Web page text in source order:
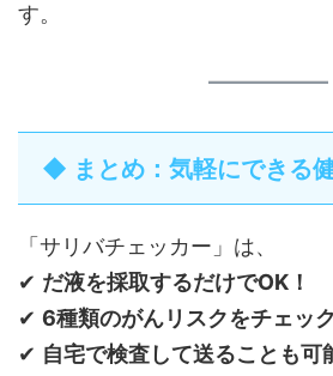
す。
◆ まとめ：気軽にできる
「サリバチェッカー」は、
✔ だ液を採取するだけでOK！
✔ 6種類のがんリスクをチェッ
✔ 自宅で検査して送ることも可